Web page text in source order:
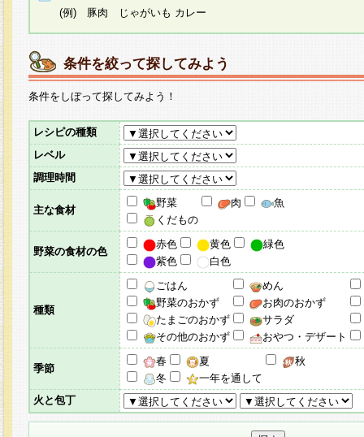
(例) 豚肉 じゃがいも カレー
条件を絞って探してみよう
条件をしぼって探してみよう！
レシピの種類
レベル
調理時間
主な食材
野菜 肉
魚
くだもの
野菜の食材の色
赤色 黄色
緑色
紫色
白色
種類
ごはん
めん
野菜のおかず
お肉のおかず
たまごのおかず
サラダ
その他のおかず
おやつ・デザート
季節
春 夏
秋
冬
一年を通して
火と包丁